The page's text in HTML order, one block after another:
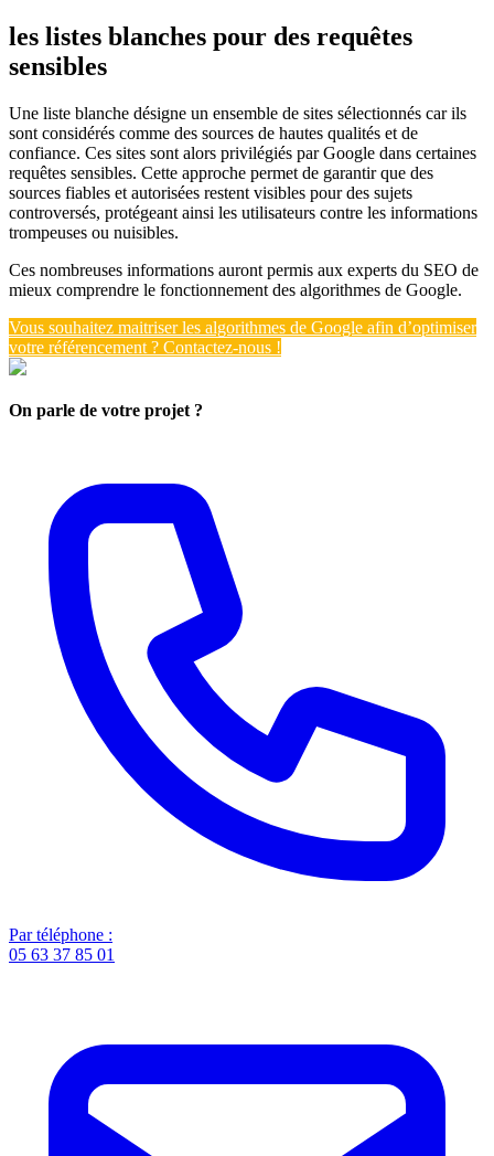
les listes blanches pour des requêtes
sensibles
Une liste blanche désigne un ensemble de sites sélectionnés car ils
sont considérés comme des sources de hautes qualités et de
confiance. Ces sites sont alors privilégiés par Google dans certaines
requêtes sensibles. Cette approche permet de garantir que des
sources fiables et autorisées restent visibles pour des sujets
controversés, protégeant ainsi les utilisateurs contre les informations
trompeuses ou nuisibles.
Ces nombreuses informations auront permis aux experts du SEO de
mieux comprendre le fonctionnement des algorithmes de Google.
Vous souhaitez maitriser les algorithmes de Google afin d’optimiser
votre référencement ? Contactez-nous !
On parle de votre projet ?
Par téléphone :
05 63 37 85 01